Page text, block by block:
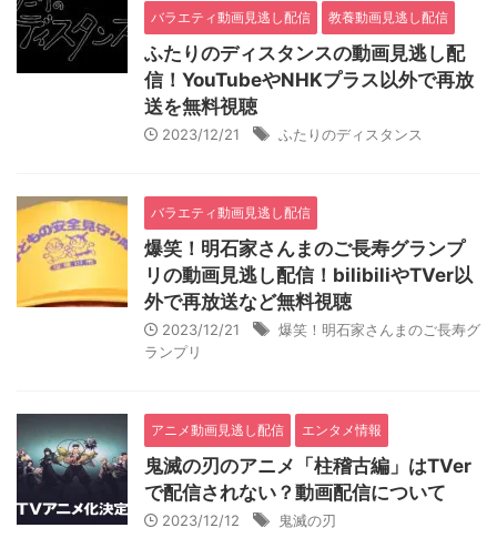
バラエティ動画見逃し配信 教養動画見逃し配信
ふたりのディスタンスの動画見逃し配
信！YouTubeやNHKプラス以外で再放
送を無料視聴
2023/12/21 ふたりのディスタンス
バラエティ動画見逃し配信
爆笑！明石家さんまのご長寿グランプ
リの動画見逃し配信！bilibiliやTVer以
外で再放送など無料視聴
2023/12/21
爆笑！明石家さんまのご長寿グ
ランプリ
アニメ動画見逃し配信 エンタメ情報
鬼滅の刃のアニメ「柱稽古編」はTVer
で配信されない？動画配信について
2023/12/12 鬼滅の刃